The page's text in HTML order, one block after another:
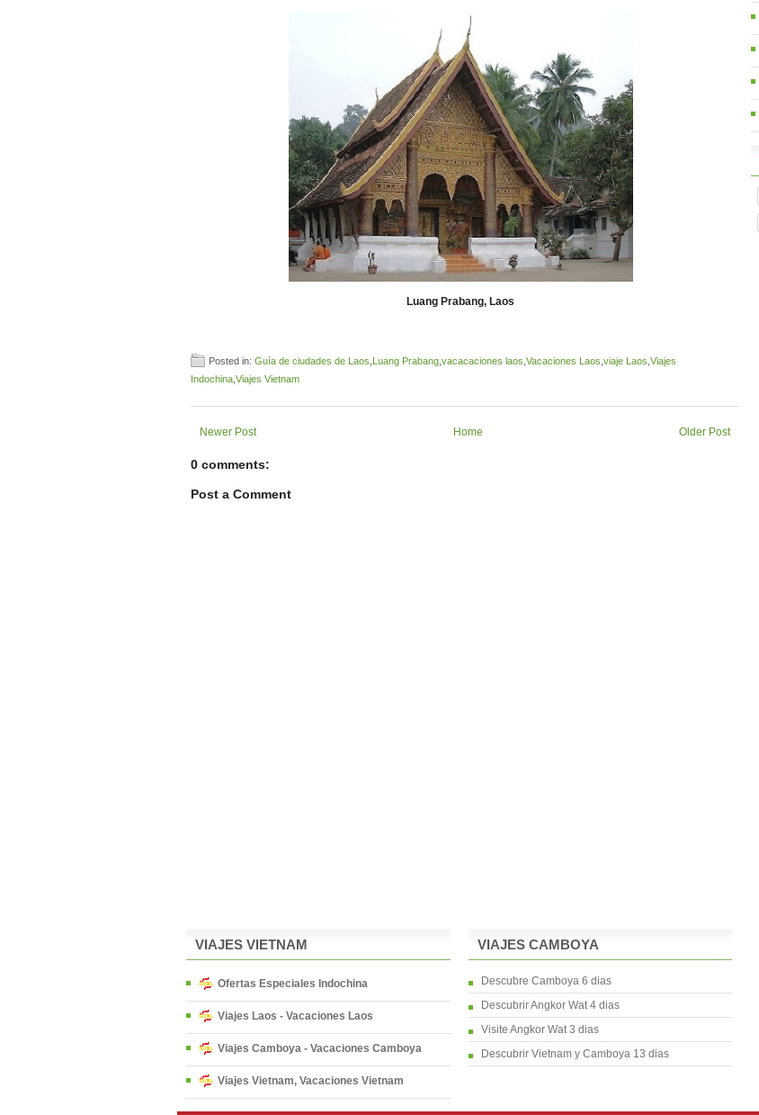
Luang Prabang, Laos
Posted in: Guía de ciudades de Laos Luang Prabang vacacaciones laos Vacaciones Laos viaje Laos Viajes
Indochina Viajes Vietnam
Newer Post Older Post
Home
0 comments:
Post a Comment
VIAJES VIETNAM
Ofertas Especiales Indochina
Viajes Laos - Vacaciones Laos
Viajes Camboya - Vacaciones Camboya
Viajes Vietnam, Vacaciones Vietnam
VIAJES CAMBOYA
Descubre Camboya 6 dias
Descubrir Angkor Wat 4 dias
Visite Angkor Wat 3 dias
Descubrir Vietnam y Camboya 13 dias